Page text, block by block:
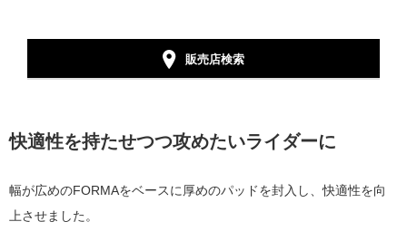
販売店検索
快適性を持たせつつ攻めたいライダーに
幅が広めのFORMAをベースに厚めのパッドを封入し、快適性を向
上させました。